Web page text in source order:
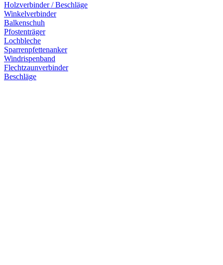
Holzverbinder / Beschläge
Winkelverbinder
Balkenschuh
Pfostenträger
Lochbleche
Sparrenpfettenanker
Windrispenband
Flechtzaunverbinder
Beschläge